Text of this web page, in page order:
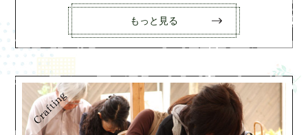
もっと見る